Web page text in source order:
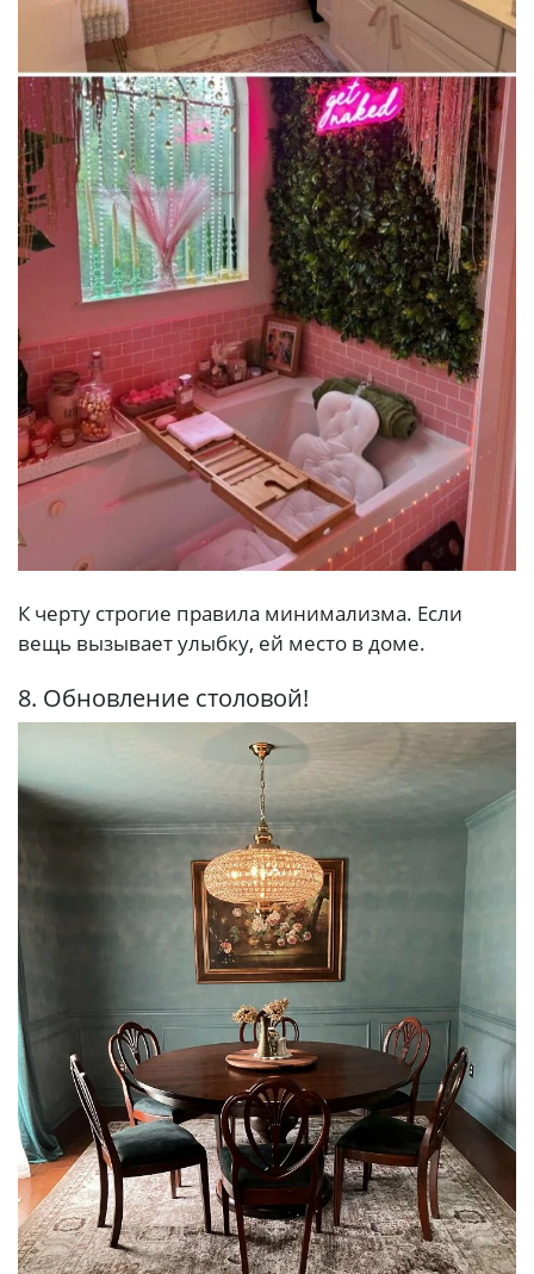
К черту строгие правила минимализма. Если
вещь вызывает улыбку, ей место в доме.
8. Обновление столовой!